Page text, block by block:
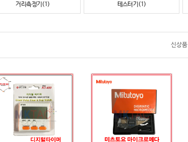
거리측정기(1) 테스터기(1)
신상품